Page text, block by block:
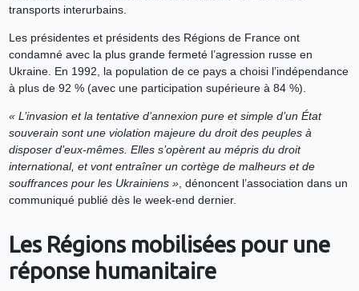
transports interurbains.
Les présidentes et présidents des Régions de France ont
condamné avec la plus grande fermeté l’agression russe en
Ukraine. En 1992, la population de ce pays a choisi l’indépendance
à plus de 92 % (avec une participation supérieure à 84 %).
« L’invasion et la tentative d’annexion pure et simple d’un État
souverain sont une violation majeure du droit des peuples à
disposer d’eux-mêmes. Elles s’opèrent au mépris du droit
international, et vont entraîner un cortège de malheurs et de
souffrances pour les Ukrainiens », dénoncent l’association dans un
communiqué publié dès le week-end dernier.
Les Régions mobilisées pour une
réponse humanitaire